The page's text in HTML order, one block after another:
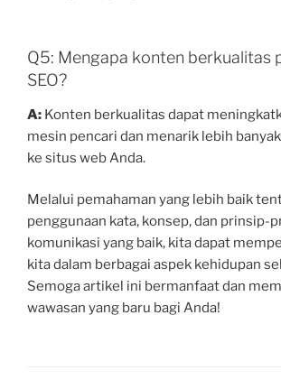
Q5: Mengapa konten berkualitas
SEO?
A: Konten berkualitas dapat
mesin pencari dan menarik lebih
ke situs web Anda.
Melalui pemahaman yang lebih baik
penggunaan kata, konsep, dan prinsip-
komunikasi yang baik, kita dapat
kita dalam berbagai aspek kehidupan
Semoga artikel ini bermanfaat dan
wawasan yang baru bagi Anda!